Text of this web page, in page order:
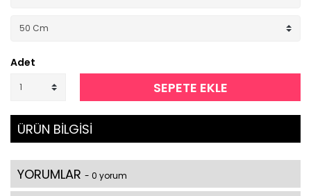
Adet
SEPETE EKLE
ÜRÜN BİLGİSİ
YORUMLAR - 0 yorum